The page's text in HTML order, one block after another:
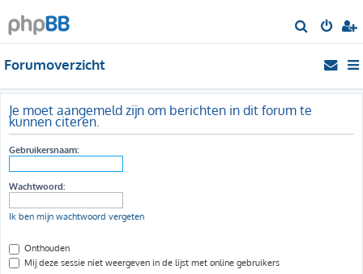
o
Forumoverzicht
Je moet aangemeld zijn om berichten in dit forum te
kunnen citeren.
Gebruikersnaam:
Wachtwoord:
Ik ben mijn wachtwoord vergeten
Onthouden
Mij deze sessie niet weergeven in de lijst met online gebruikers